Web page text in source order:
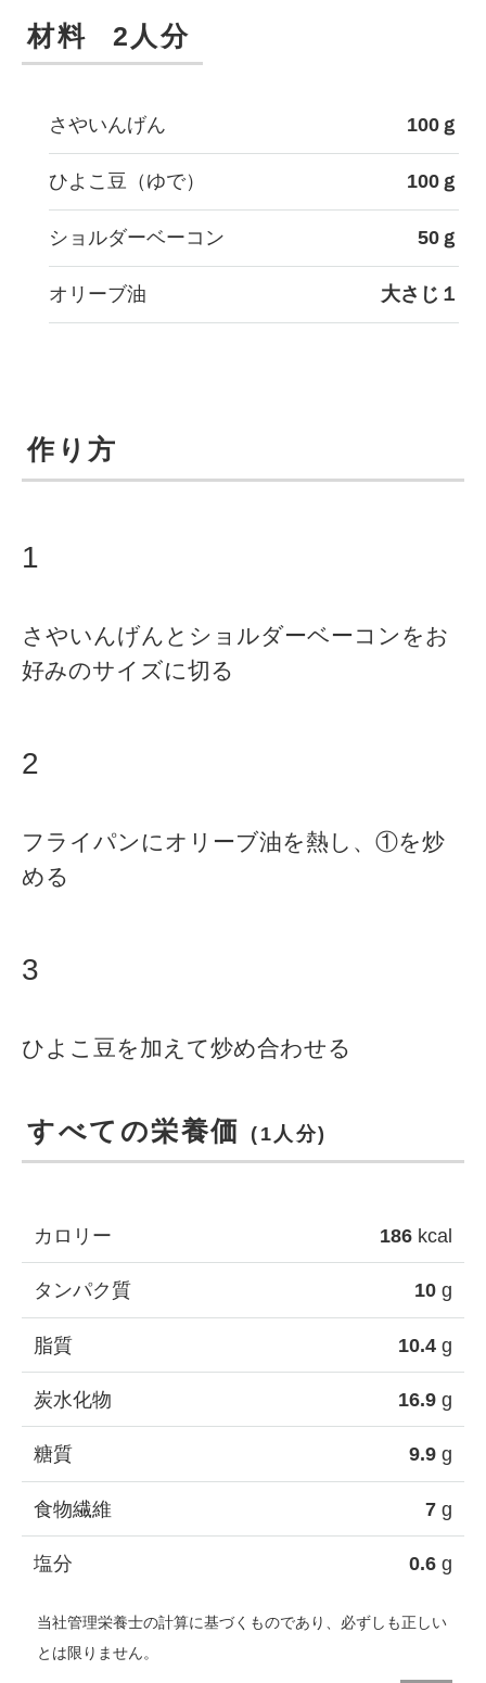
材料 2人分
さやいんげん 100ｇ
ひよこ豆（ゆで） 100ｇ
ショルダーベーコン 50ｇ
オリーブ油 大さじ１
作り方
1
さやいんげんとショルダーベーコンをお
好みのサイズに切る
2
フライパンにオリーブ油を熱し、①を炒
める
3
ひよこ豆を加えて炒め合わせる
すべての栄養価 (1人分)
カロリー 186 kcal
タンパク質 10 g
脂質 10.4 g
炭水化物 16.9 g
糖質 9.9 g
食物繊維 7 g
塩分 0.6 g
当社管理栄養士の計算に基づくものであり、必ずしも正しい
とは限りません。